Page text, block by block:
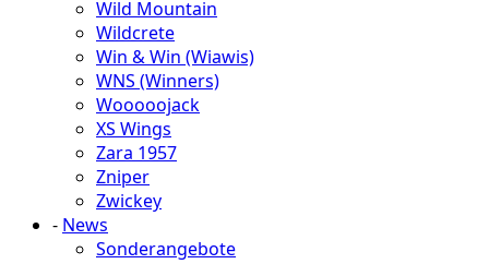
Wild Mountain
Wildcrete
Win & Win (Wiawis)
WNS (Winners)
Wooooojack
XS Wings
Zara 1957
Zniper
Zwickey
- News
Sonderangebote